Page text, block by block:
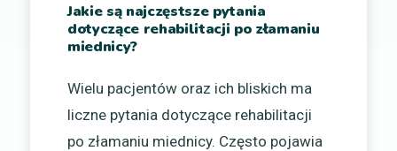
Jakie są najczęstsze pytania
dotyczące rehabilitacji po złamaniu
miednicy?
Wielu pacjentów oraz ich bliskich ma
liczne pytania dotyczące rehabilitacji
po złamaniu miednicy. Często pojawia